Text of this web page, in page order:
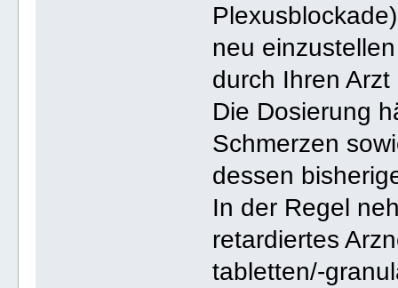
neu
durch Ihren
Die Dosierung
Schmerzen
dessen
In der Regel
retardiertes
tabletten/-